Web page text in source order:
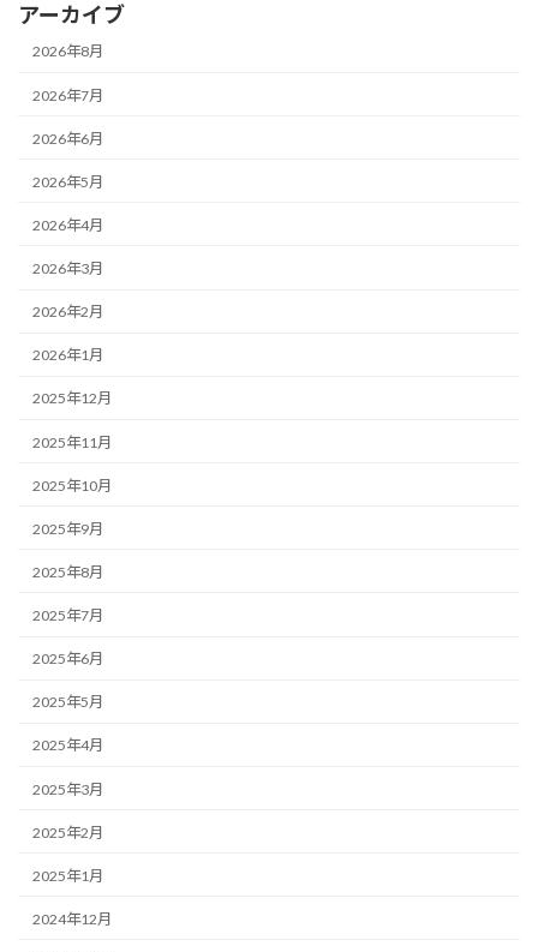
アーカイブ
2026年8月
2026年7月
2026年6月
2026年5月
2026年4月
2026年3月
2026年2月
2026年1月
2025年12月
2025年11月
2025年10月
2025年9月
2025年8月
2025年7月
2025年6月
2025年5月
2025年4月
2025年3月
2025年2月
2025年1月
2024年12月